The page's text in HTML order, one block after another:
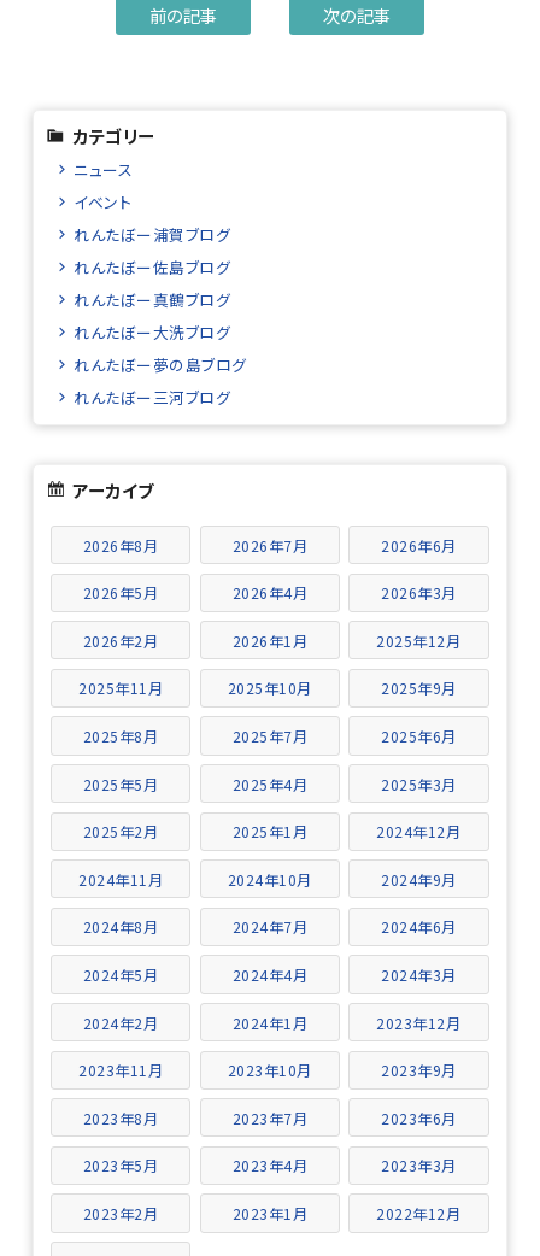
前の記事 次の記事
カテゴリー
ニュース
イベント
れんたぼー浦賀ブログ
れんたぼー佐島ブログ
れんたぼー真鶴ブログ
れんたぼー大洗ブログ
れんたぼー夢の島ブログ
れんたぼー三河ブログ
アーカイブ
2026年8月 2026年7月 2026年6月
2026年5月 2026年4月 2026年3月
2026年2月 2026年1月 2025年12月
2025年11月 2025年10月 2025年9月
2025年8月 2025年7月 2025年6月
2025年5月 2025年4月 2025年3月
2025年2月 2025年1月 2024年12月
2024年11月 2024年10月 2024年9月
2024年8月 2024年7月 2024年6月
2024年5月 2024年4月 2024年3月
2024年2月 2024年1月 2023年12月
2023年11月 2023年10月 2023年9月
2023年8月 2023年7月 2023年6月
2023年5月 2023年4月 2023年3月
2023年2月 2023年1月 2022年12月